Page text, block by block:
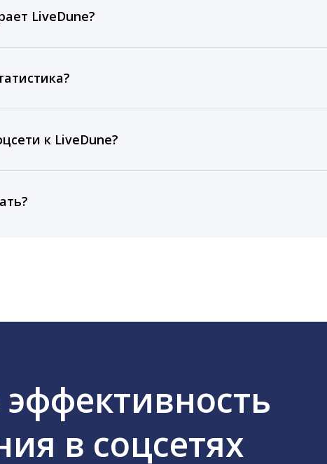
LiveDune?
посты и присылаем автоматические отчеты с
тарифа Бизнес отображаются сведения за 3 года, а
к LiveDune?
в соцсетях